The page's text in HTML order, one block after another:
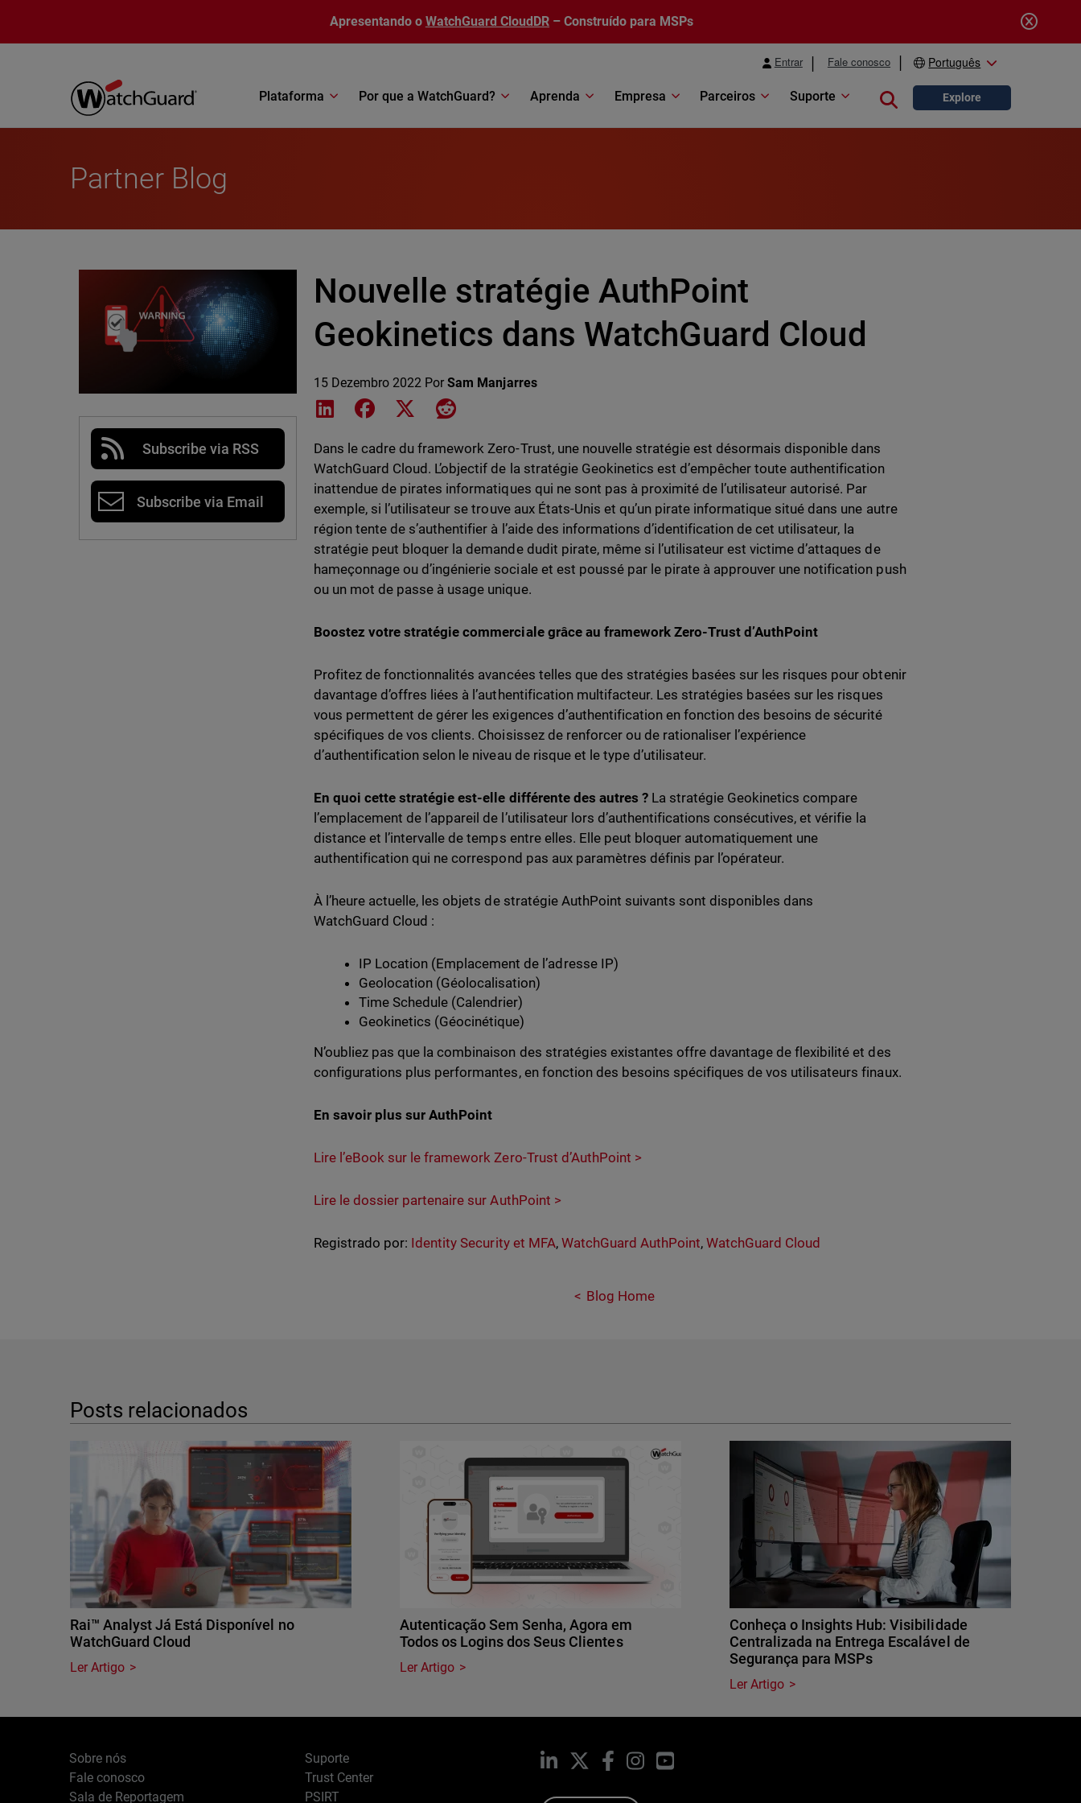
Apresentando o WatchGuard CloudDR – Construído para MSPs
Entrar Fale conosco Português
Plataforma Por que a WatchGuard? Aprenda Empresa Parceiros Suporte Close search
Explore
Partner Blog
Subscribe via RSS
Subscribe via Email
Nouvelle stratégie AuthPoint
Geokinetics dans WatchGuard Cloud
15 Dezembro 2022 PorSam Manjarres
Share on LinkedIn
Share on Facebook
Share on XShare on Reddit
Dans le cadre du framework Zero-Trust, une nouvelle stratégie est désormais disponible dans
WatchGuard Cloud. L’objectif de la stratégie Geokinetics est d’empêcher toute authentification
inattendue de pirates informatiques qui ne sont pas à proximité de l’utilisateur autorisé. Par
exemple, si l’utilisateur se trouve aux États-Unis et qu’un pirate informatique situé dans une autre
région tente de s’authentifier à l’aide des informations d’identification de cet utilisateur, la
stratégie peut bloquer la demande dudit pirate, même si l’utilisateur est victime d’attaques de
hameçonnage ou d’ingénierie sociale et est poussé par le pirate à approuver une notification push
ou un mot de passe à usage unique.
Boostez votre stratégie commerciale grâce au framework Zero-Trust d’AuthPoint
Profitez de fonctionnalités avancées telles que des stratégies basées sur les risques pour obtenir
davantage d’offres liées à l’authentification multifacteur. Les stratégies basées sur les risques
vous permettent de gérer les exigences d’authentification en fonction des besoins de sécurité
spécifiques de vos clients. Choisissez de renforcer ou de rationaliser l’expérience
d’authentification selon le niveau de risque et le type d’utilisateur.
En quoi cette stratégie est-elle différente des autres ?La stratégie Geokinetics compare
l’emplacement de l’appareil de l’utilisateur lors d’authentifications consécutives, et vérifie la
distance et l’intervalle de temps entre elles. Elle peut bloquer automatiquement une
authentification qui ne correspond pas aux paramètres définis par l’opérateur.
À l’heure actuelle, les objets de stratégie AuthPoint suivants sont disponibles dans
WatchGuard Cloud :
IP Location (Emplacement de l’adresse IP)
Geolocation (Géolocalisation)
Time Schedule (Calendrier)
Geokinetics (Géocinétique)
N’oubliez pas que la combinaison des stratégies existantes offre davantage de flexibilité et des
configurations plus performantes, en fonction des besoins spécifiques de vos utilisateurs finaux.
En savoir plus sur AuthPoint
Lire l’eBook sur le framework Zero-Trust d’AuthPoint >
Lire le dossier partenaire sur AuthPoint >
Registrado por: Identity Security et MFA, WatchGuard AuthPoint,WatchGuard Cloud
Blog Home
Posts relacionados
Rai™ Analyst Já Está Disponível no
WatchGuard Cloud
Ler Artigo
Autenticação Sem Senha, Agora em
Todos os Logins dos Seus Clientes
Ler Artigo
Conheça o Insights Hub: Visibilidade
Centralizada na Entrega Escalável de
Segurança para MSPs
Ler Artigo
Sobre nós
Fale conosco
Sala de Reportagem
Suporte
Trust Center
PSIRT
LinkedIn Facebook
InstagramYouTube